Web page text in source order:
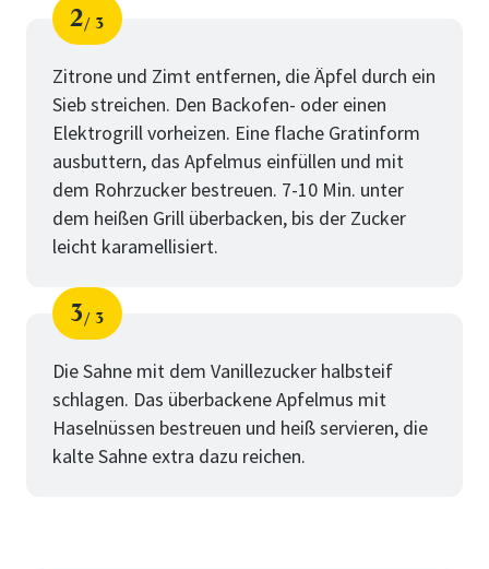
Schritt
2
von
3
Zitrone und Zimt entfernen, die Äpfel durch ein
Sieb streichen. Den Backofen- oder einen
Elektrogrill vorheizen. Eine flache Gratinform
ausbuttern, das Apfelmus einfüllen und mit
dem Rohrzucker bestreuen. 7-10 Min. unter
dem heißen Grill überbacken, bis der Zucker
leicht karamellisiert.
Schritt
3
von
3
Die Sahne mit dem Vanillezucker halbsteif
schlagen. Das überbackene Apfelmus mit
Haselnüssen bestreuen und heiß servieren, die
kalte Sahne extra dazu reichen.